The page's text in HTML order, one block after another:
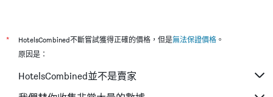
* HotelsCombined不斷嘗試獲得正確的價格，但是無法保證價格 。
原因是：
HotelsCombined並不是賣家